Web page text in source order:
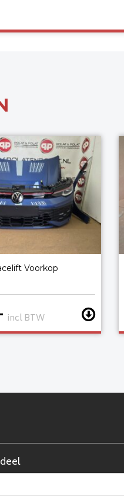
Voorkop
incl BTW